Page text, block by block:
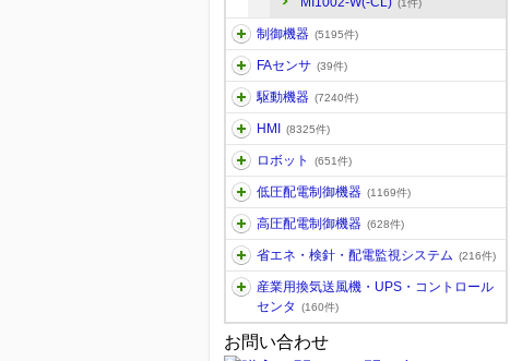
(1件)
制御機器 (5195件)
FAセンサ (39件)
駆動機器 (7240件)
HMI (8325件)
ロボット (651件)
低圧配電制御機器 (1169件)
高圧配電制御機器 (628件)
省エネ・検針・配電監視システム (216件)
産業用換気送風機・UPS・コントロール
センタ
(160件)
お問い合わせ